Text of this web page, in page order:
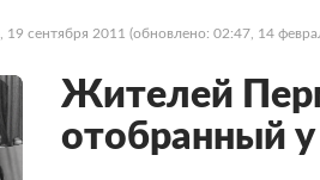
19 сентября 2011 (обновлено: 02:47, 14
Жителей
отобранный